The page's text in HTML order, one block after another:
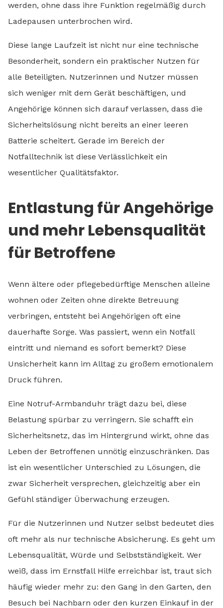
werden, ohne dass ihre Funktion regelmäßig durch
Ladepausen unterbrochen wird.
Diese lange Laufzeit ist nicht nur eine technische
Besonderheit, sondern ein praktischer Nutzen für
alle Beteiligten. Nutzerinnen und Nutzer müssen
sich weniger mit dem Gerät beschäftigen, und
Angehörige können sich darauf verlassen, dass die
Sicherheitslösung nicht bereits an einer leeren
Batterie scheitert. Gerade im Bereich der
Notfalltechnik ist diese Verlässlichkeit ein
wesentlicher Qualitätsfaktor.
Entlastung für Angehörige
und mehr Lebensqualität
für Betroffene
Wenn ältere oder pflegebedürftige Menschen alleine
wohnen oder Zeiten ohne direkte Betreuung
verbringen, entsteht bei Angehörigen oft eine
dauerhafte Sorge. Was passiert, wenn ein Notfall
eintritt und niemand es sofort bemerkt? Diese
Unsicherheit kann im Alltag zu großem emotionalem
Druck führen.
Eine Notruf-Armbanduhr trägt dazu bei, diese
Belastung spürbar zu verringern. Sie schafft ein
Sicherheitsnetz, das im Hintergrund wirkt, ohne das
Leben der Betroffenen unnötig einzuschränken. Das
ist ein wesentlicher Unterschied zu Lösungen, die
zwar Sicherheit versprechen, gleichzeitig aber ein
Gefühl ständiger Überwachung erzeugen.
Für die Nutzerinnen und Nutzer selbst bedeutet dies
oft mehr als nur technische Absicherung. Es geht um
Lebensqualität, Würde und Selbstständigkeit. Wer
weiß, dass im Ernstfall Hilfe erreichbar ist, traut sich
häufig wieder mehr zu: den Gang in den Garten, den
Besuch bei Nachbarn oder den kurzen Einkauf in der